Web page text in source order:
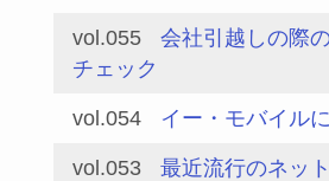
vol.055
会社引越しの際
チェック
vol.054 イー・モバイル
vol.053 最近流行のネッ